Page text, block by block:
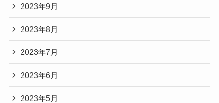
2023年9月
2023年8月
2023年7月
2023年6月
2023年5月